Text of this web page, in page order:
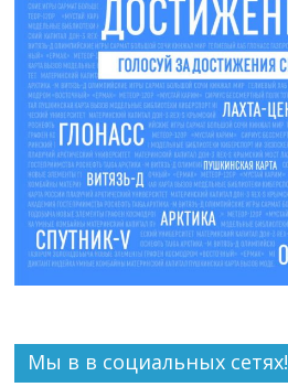
Мы в в социальных сетях!